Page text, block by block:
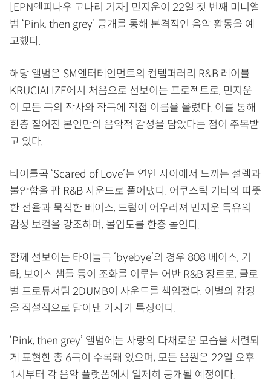
[EPN엔피나우 고나리 기자] 민지운이 22일 첫 번째 미니앨
범 ‘Pink, then grey’ 공개를 통해 본격적인 음악 활동을 예
고했다.
해당 앨범은 SM엔터테인먼트의 컨템퍼러리 R&B 레이블
KRUCIALIZE에서 처음으로 선보이는 프로젝트로, 민지운
이 모든 곡의 작사와 작곡에 직접 이름을 올렸다. 이를 통해
한층 짙어진 본인만의 음악적 감성을 담았다는 점이 주목받
고 있다.
타이틀곡 ‘Scared of Love’는 연인 사이에서 느끼는 설렘과
불안함을 팝 R&B 사운드로 풀어냈다. 어쿠스틱 기타의 따뜻
한 선율과 묵직한 베이스, 드럼이 어우러져 민지운 특유의
감성 보컬을 강조하며, 몰입도를 한층 높인다.
함께 선보이는 타이틀곡 ‘byebye’의 경우 808 베이스, 기
타, 보이스 샘플 등이 조화를 이루는 어반 R&B 장르로, 글로
벌 프로듀서팀 2DUMB이 사운드를 책임졌다. 이별의 감정
을 직설적으로 담아낸 가사가 특징이다.
‘Pink, then grey’ 앨범에는 사랑의 다채로운 모습을 세련되
게 표현한 총 6곡이 수록돼 있으며, 모든 음원은 22일 오후
1시부터 각 음악 플랫폼에서 일제히 공개될 예정이다.